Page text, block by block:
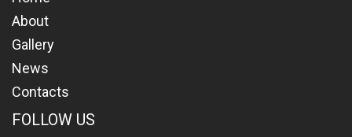
About
Gallery
News
Contacts
FOLLOW US